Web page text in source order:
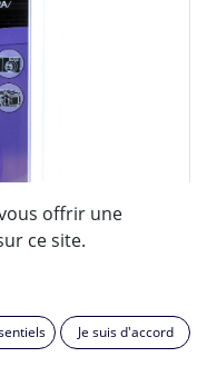
offrir une
ce site.
Je suis d'accord